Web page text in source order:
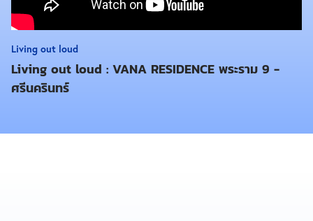
ส่วนที่พักเเนะนำในย่านนี้ก็คือ
เทล สำหรับผู้ที่งบน้อยต้องใช้สอยอย่างประหยัด เพราะที่นี่
ตั้งอยู่ห่างจากย่านไชน่าทาวน์ยอดนิยมไม่ถึง 1 กิโลเมตร
Living out loud
Living out loud : VANA RESIDENCE พระราม 9 -
ศรีนครินทร์